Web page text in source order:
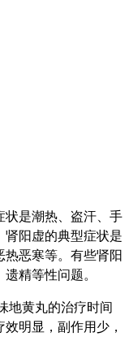
状是潮热、盗汗、手
肾阳虚的典型症状是
热恶寒等。有些肾阳
精等性问题。
地黄丸的治疗时间
明显，副作用少，